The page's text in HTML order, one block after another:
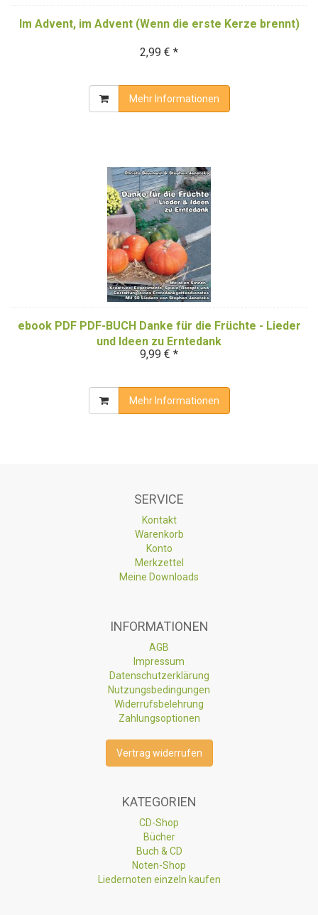
Im Advent, im Advent (Wenn die erste Kerze brennt)
2,99 € *
Mehr Informationen
ebook PDF PDF-BUCH Danke für die Früchte - Lieder
und Ideen zu Erntedank
9,99 € *
Mehr Informationen
SERVICE
Kontakt
Warenkorb
Konto
Merkzettel
Meine Downloads
INFORMATIONEN
AGB
Impressum
Datenschutzerklärung
Nutzungsbedingungen
Widerrufsbelehrung
Zahlungsoptionen
Vertrag widerrufen
KATEGORIEN
CD-Shop
Bücher
Buch & CD
Noten-Shop
Liedernoten einzeln kaufen